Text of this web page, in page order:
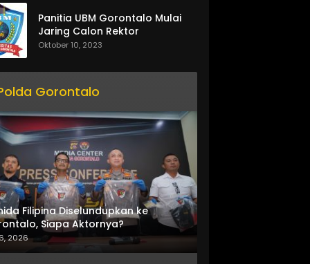
Panitia UBM Gorontalo Mulai
Jaring Calon Rektor
Oktober 10, 2023
Gorontalo
Filipina Diselundupkan ke
Siapa Aktornya?
2026